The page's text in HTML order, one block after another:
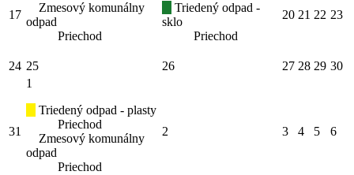
17
Zmesový komunálny
odpad
Priechod
Triedený odpad -
sklo
Priechod
20 21 22 23
24 25 26 27 28 29 30
31
1
Triedený odpad - plasty
Priechod
Zmesový komunálny
odpad
Priechod
2 3 4 5 6